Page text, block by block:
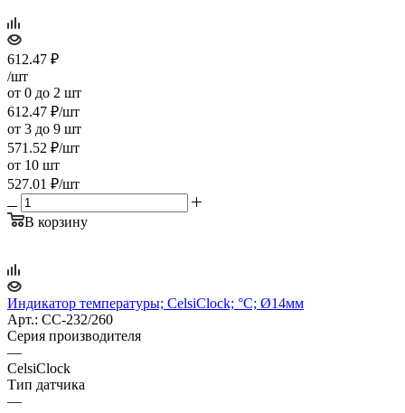
612.47 ₽
/шт
от 0 до 2 шт
612.47 ₽/шт
от 3 до 9 шт
571.52 ₽/шт
от 10 шт
527.01 ₽/шт
В корзину
Индикатор температуры; CelsiClock; °C; Ø14мм
Арт.: CC-232/260
Серия производителя
—
CelsiClock
Тип датчика
—